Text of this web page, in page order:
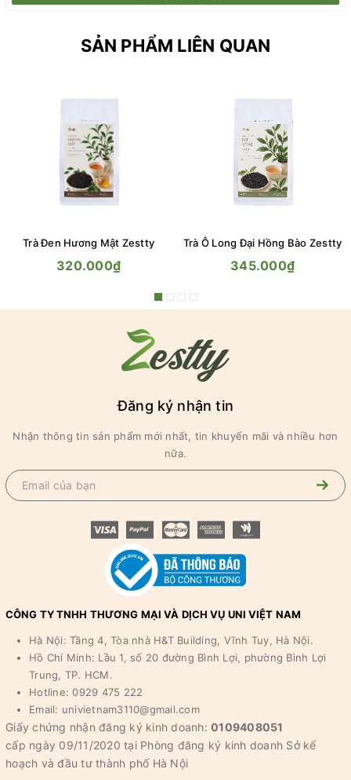
SẢN PHẨM LIÊN QUAN
Trà Đen Hương Mật Zestty
320.000₫
Trà Ô Long Đại Hồng Bào Zestty
345.000₫
Đăng ký nhận tin
Nhận thông tin sản phẩm mới nhất, tin khuyến mãi và nhiều hơn
nữa.
CÔNG TY TNHH THƯƠNG MẠI VÀ DỊCH VỤ UNI VIỆT NAM
Hà Nội: Tầng 4, Tòa nhà H&T Building, Vĩnh Tuy, Hà Nội.
Hồ Chí Minh: Lầu 1, số 20 đường Bình Lợi, phường Bình Lợi
Trung, TP. HCM.
Hotline: 0929 475 222
Email: univietnam3110@gmail.com
Giấy chứng nhận đăng ký kinh doanh: 0109408051
cấp ngày 09/11/2020 tại Phòng đăng ký kinh doanh Sở kế
hoạch và đầu tư thành phố Hà Nội